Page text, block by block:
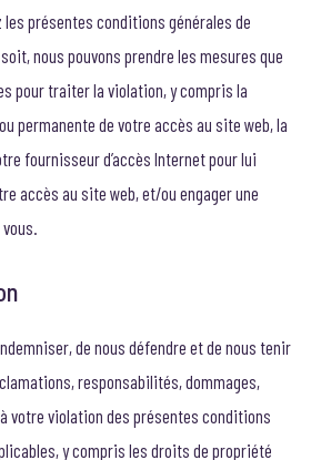
présentes conditions générales de
nous pouvons prendre les mesures que
pour traiter la violation, y compris la
permanente de votre accès au site web, la
fournisseur d’accès Internet pour lui
accès au site web, et/ou engager une
de nous défendre et de nous tenir
responsabilités, dommages,
votre violation des présentes conditions
y compris les droits de propriété